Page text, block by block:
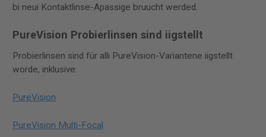
bi neui Kontaktlinse-Apassige bruucht werded.
PureVision Probierlinsen sind iigstellt
Probierlinsen sind für alli PureVision-Variantene iigstellt
worde, inklusive:
PureVision
PureVision Multi-Focal